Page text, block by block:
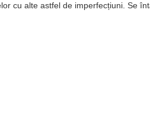
cu alte astfel de imperfecțiuni. Se